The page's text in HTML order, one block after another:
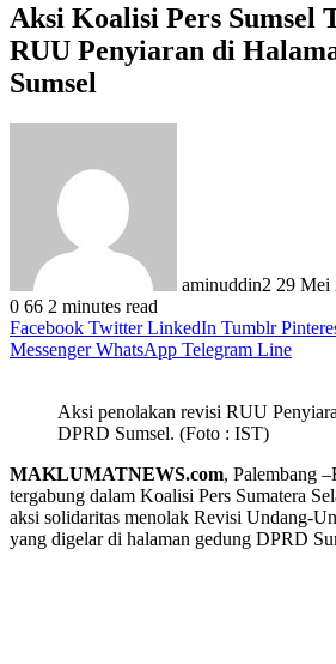
Aksi Koalisi Pers Sumsel
RUU Penyiaran di
Sumsel
aminuddin2 29 Mei
0 66 2 minutes read
Facebook Twitter LinkedIn Tumblr
Messenger WhatsApp Telegram Line
Aksi penolakan revisi RUU
DPRD Sumsel. (Foto : IST)
MAKLUMATNEWS.com, Palembang
tergabung dalam Koalisi Pers Sumatera
aksi solidaritas menolak Revisi Undang-
yang digelar di halaman gedung DPRD